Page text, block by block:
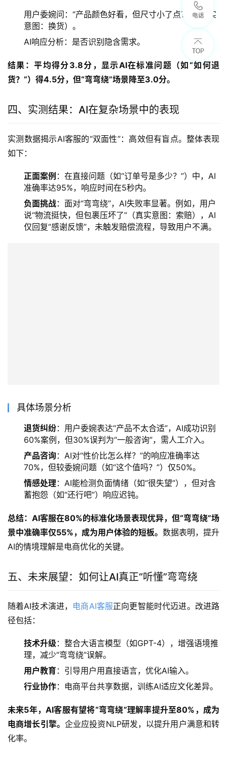
用户委婉问：“产品颜色好看，但尺寸小了点？”（真实
意图：换货）。
AI响应分析：是否识别隐含需求。
结果：平均得分3.8分，显示AI在标准问题（如“如何退
货？”）得4.5分，但“弯弯绕”场景降至3.0分。
四、实测结果：AI在复杂场景中的表现
实测数据揭示AI客服的“双面性”：高效但有盲点。整体表现
如下：
正面案例 ：在直接问题（如“订单号是多少？”）中，AI
准确率达95%，响应时间在5秒内。
负面挑战：面对“弯弯绕”，AI失败率显著。例如，用户
说“物流挺快，但包裹压坏了”（真实意图：索赔），AI
仅回复“感谢反馈”，未触发赔偿流程，导致用户不满。
具体场景分析
退货纠纷：用户委婉表达“产品不太合适”，AI成功识别
60%案例，但30%误判为“一般咨询”，需人工介入。
产品咨询：AI对“性价比怎么样？”的响应准确率达
70%，但较委婉问题（如“这个值吗？”）仅50%。
情感处理 ：AI能检测负面情绪（如“很失望”），但对含
蓄抱怨（如“还行吧”）响应迟钝。
总结：AI客服在80%的标准化场景表现优异，但“弯弯绕”场
景中准确率仅55%，成为用户体验的短板。 数据表明，提升
AI的情境理解是电商优化的关键。
五、未来展望：如何让AI真正“听懂”弯弯绕
随着AI技术演进， 电商AI客服正向更智能时代迈进。改进路
径包括：
技术升级 ：整合大语言模型（如GPT-4），增强语境推
理，减少“弯弯绕”误解。
用户教育：引导用户用直接语言，优化AI输入。
行业协作：电商平台共享数据，训练AI适应文化差异。
未来5年，AI客服有望将“弯弯绕”理解率提升至80%，成为
电商增长引擎。 企业应投资NLP研发，以提升用户满意和转
化率。